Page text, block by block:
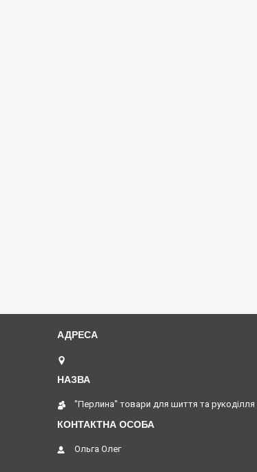
"Перлина" товари для шиття та рукоділля
Ольга Олег